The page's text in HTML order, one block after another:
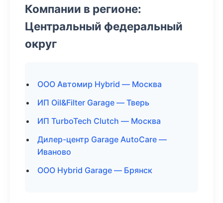
Компании в регионе:
Центральный федеральный
округ
ООО Автомир Hybrid — Москва
ИП Oil&Filter Garage — Тверь
ИП TurboTech Clutch — Москва
Дилер-центр Garage AutoCare —
Иваново
ООО Hybrid Garage — Брянск